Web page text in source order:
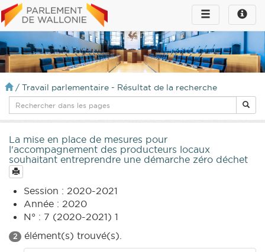
Toggle
infos
Toggle
navigation
/ Travail parlementaire - Résultat de la recherche
La mise en place de mesures pour
l'accompagnement des producteurs locaux
souhaitant entreprendre une démarche zéro déchet
Session : 2020-2021
Année : 2020
N° : 7 (2020-2021) 1
2 élément(s) trouvé(s).